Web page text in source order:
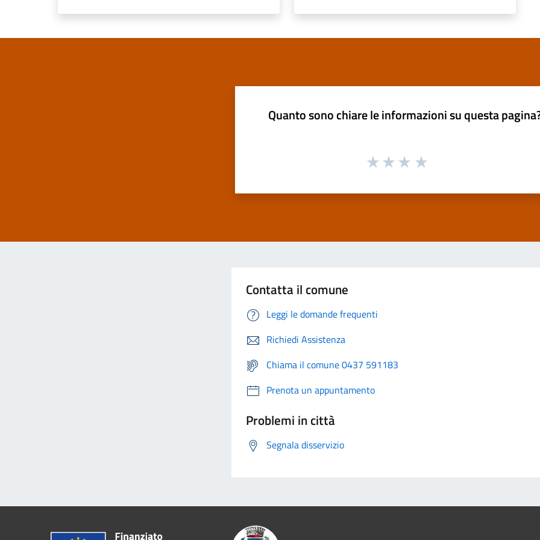
Quanto sono chiare le informazioni su questa
Contatta il comune
Leggi le domande frequenti
Richiedi Assistenza
Chiama il comune 0437 591183
Prenota un appuntamento
Problemi in città
Segnala disservizio